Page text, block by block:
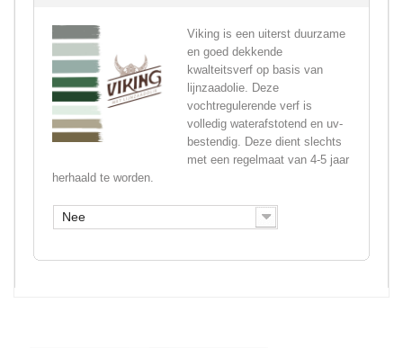
Viking is een uiterst duurzame
en goed dekkende
kwalteitsverf op basis van
lijnzaadolie. Deze
vochtregulerende verf is
volledig waterafstotend en uv-
bestendig. Deze dient slechts
met een regelmaat van 4-5 jaar
herhaald te worden.
Nee